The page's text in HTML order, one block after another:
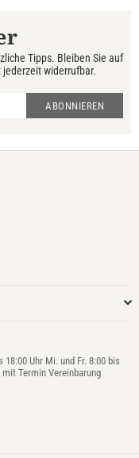
Tipps. Bleiben Sie auf
widerrufbar.
ABONNIEREN
Uhr Mi. und Fr. 8:00 bis
Termin Vereinbarung